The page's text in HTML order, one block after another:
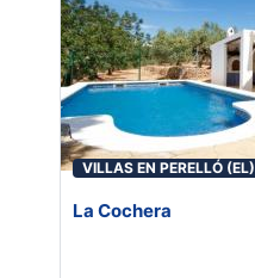
VILLAS EN PERELLÓ (EL)
La Cochera